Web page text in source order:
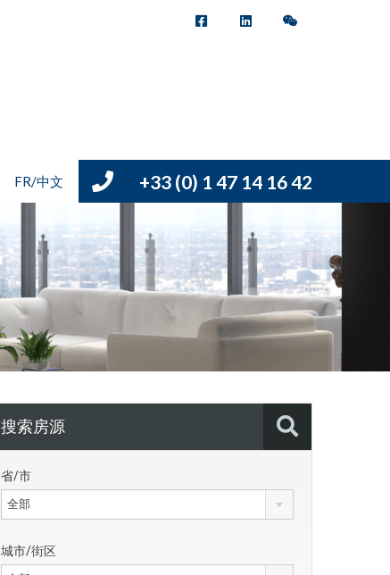
+33 (0) 1 47 14 16 42
FR/中文
搜索房源
省/市
全部
城市/街区